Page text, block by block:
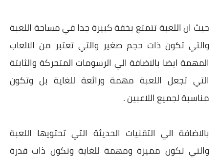
حيث ان اللعبة تتمتع بخفة كبيرة جدا في مساحة اللعبة
والتي تكون ذات حجم صغير والتي تعتبر من الالعاب
المهمة ايضا بالاضافة الي الرسومات المتحركة والثابتة
التي تجعل اللعبة مهمة ورائعة للغاية بل وتكون
مناسبة لجميع اللاعبين .
بالاضافة الي التقنيات الحديثة التي تحتويها اللعبة
والتي تكون مميزة ومهمة للغاية وتكون ذات قدرة